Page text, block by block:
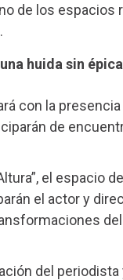
de los espacios
huida sin épica
con la
de
el espacio
el actor y
del